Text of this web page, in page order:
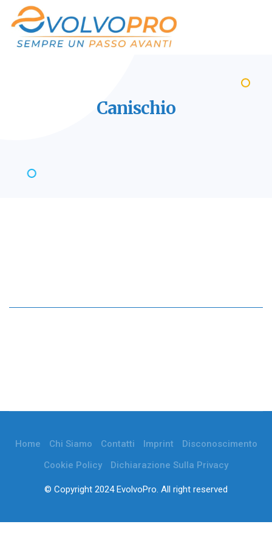
Canischio
Home Chi Siamo Contatti Imprint
Disconoscimento
Cookie Policy
Dichiarazione Sulla Privacy
© Copyright 2024 EvolvoPro. All right reserved